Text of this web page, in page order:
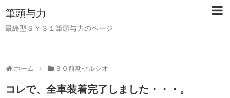
筆頭与力
最終型ＳＹ３１筆頭与力のページ
ホーム ３０前期セルシオ
コレで、全車装着完了しました・・・。